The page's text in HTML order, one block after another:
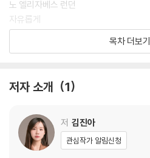
노 엘리자베스 런던
자유롭게
나는 네게 모든 것을 말하고 싶어
구슬 줄이 끊어짐
겨울의 색
오늘 사라질 것처럼 아주 오래 사랑하기
목차 더보기
저자 소개 1
저 김진아
관심작가 알림신청